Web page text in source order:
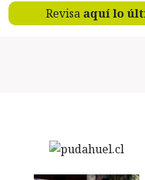
Revisa aquí lo